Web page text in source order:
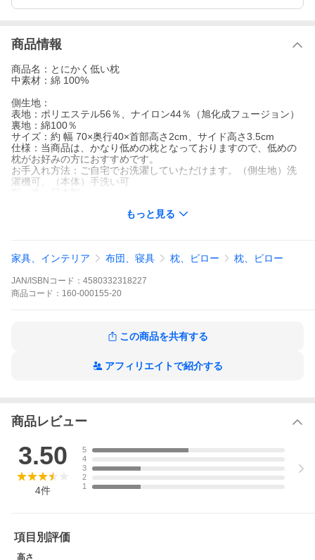
商品情報
商品名：とにかく低い枕
中素材：綿 100%
側生地：
表地：ポリエステル56％、ナイロン44％（旭化成フュージョン）
裏地：綿100％
サイズ：約 幅 70×奥行40×首部高さ2cm、サイド高さ3.5cm
仕様：当商品は、かなり低めの枕となっておりますので、低めの
枕がお好みの方におすすめです。
お手入れ方法：ご自宅でお洗濯していただけます。（側生地）洗
濯機可、（本体）手洗い可
らかい 首が痛い 安眠枕 とにかく低い枕 まくら マクラ
横向き 横向き対応 高さ調節 高さ調整 二段階高さ 横寝 寝返り
安眠グッズ おすすめ 人気 pillow 熟睡 誕生日 ギフト クリスマス
【敬老の日 プレゼント ギフト 70代 健康グッズ 80代 祖母 孫から
もっと見る
家具、インテリア 布団、寝具 枕、ピロー 枕、ピロー
JAN/ISBNコード： 4580332318227
商品 コード： 160-000155-20
この商品を共有する
アフィリエイトで紹介する
商品レビュー
3.50
4件
5
4
3
2
1
項目別評価
高さ